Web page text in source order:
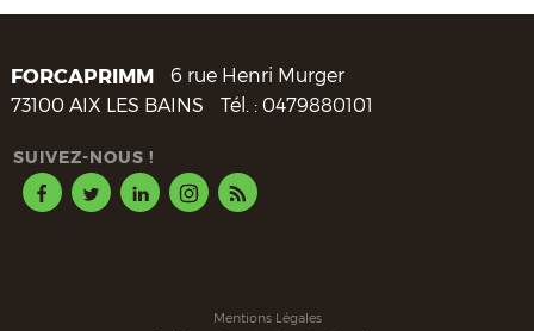
FORCAPRIMM
6 rue Henri Murger
73100 AIX LES BAINS Tél. : 0479880101
SUIVEZ-NOUS !
Mentions Légales